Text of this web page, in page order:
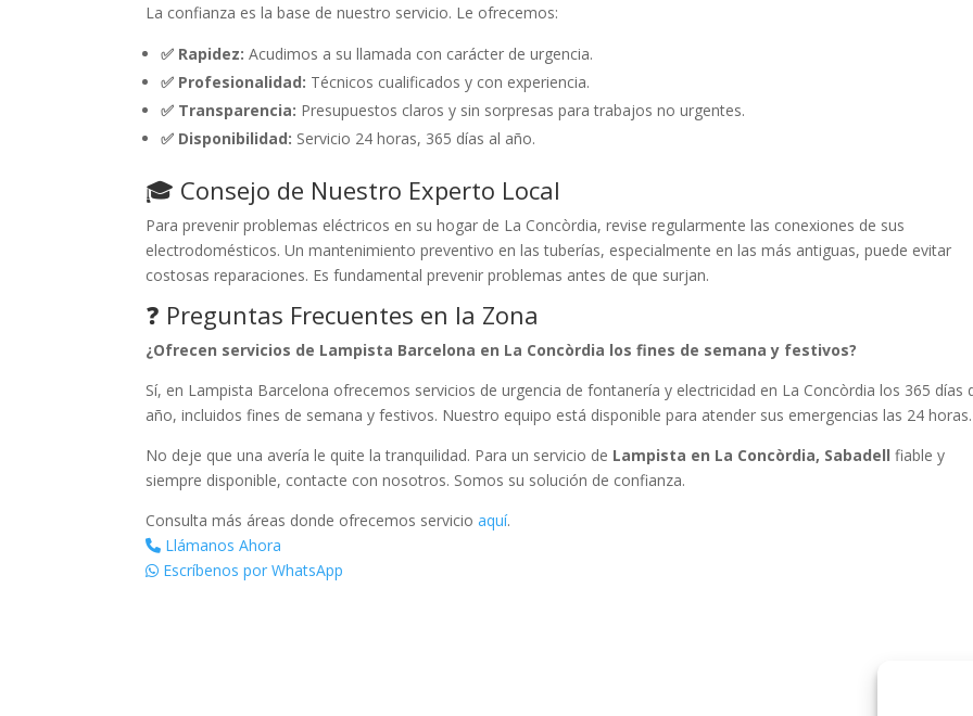
La confianza es la base de nuestro servicio. Le ofrecemos:
✅ Rapidez: Acudimos a su llamada con carácter de urgencia.
✅ Profesionalidad: Técnicos cualificados y con experiencia.
✅ Transparencia: Presupuestos claros y sin sorpresas para trabajos no urgentes.
✅ Disponibilidad: Servicio 24 horas, 365 días al año.
🎓 Consejo de Nuestro Experto Local
Para prevenir problemas eléctricos en su hogar de La Concòrdia, revise regularmente las conexiones de sus
electrodomésticos. Un mantenimiento preventivo en las tuberías, especialmente en las más antiguas, puede evitar
costosas reparaciones. Es fundamental prevenir problemas antes de que surjan.
❓ Preguntas Frecuentes en la Zona
¿Ofrecen servicios de Lampista Barcelona en La Concòrdia los fines de semana y festivos?
Sí, en Lampista Barcelona ofrecemos servicios de urgencia de fontanería y electricidad en La Concòrdia los 365 días
año, incluidos fines de semana y festivos. Nuestro equipo está disponible para atender sus emergencias las 24 horas.
No deje que una avería le quite la tranquilidad. Para un servicio de Lampista en La Concòrdia, Sabadell fiable y
siempre disponible, contacte con nosotros. Somos su solución de confianza.
Consulta más áreas donde ofrecemos servicioaquí.
Llámanos Ahora
Escríbenos por WhatsApp